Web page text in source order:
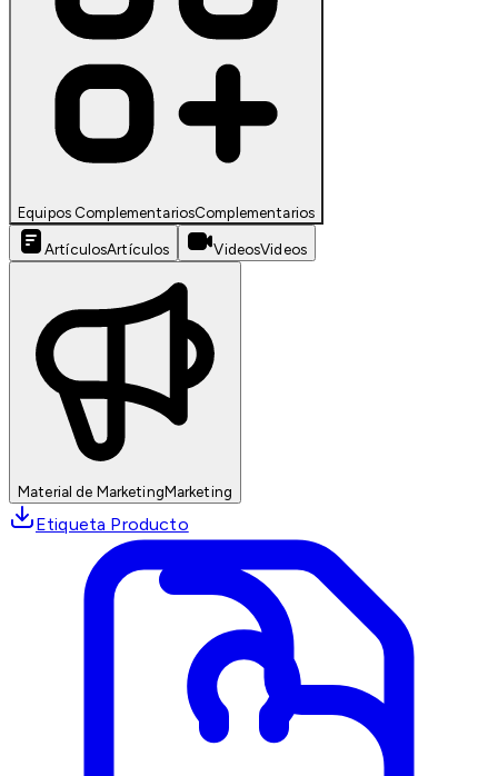
Equipos ComplementariosComplementarios
ArtículosArtículos VideosVideos
Material de MarketingMarketing
Etiqueta Producto